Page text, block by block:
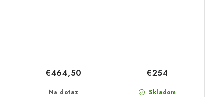
Na dotaz
€464,50
Skladom
€254